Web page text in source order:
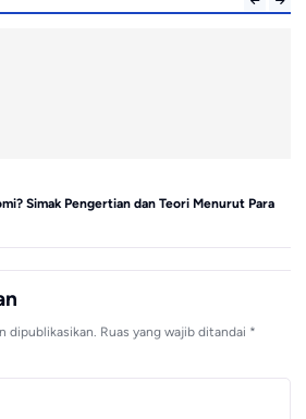
Simak Pengertian dan Teori Menurut Para
dipublikasikan. Ruas yang wajib ditandai *